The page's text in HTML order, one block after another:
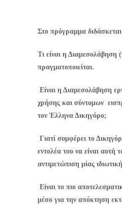
Στο πρόγραμμα
Τι είναι η Διαμεσολάβηση
πραγματοποιείται.
Είναι η Διαμεσολάβηση
χρήσης και σύντομων
τον Έλληνα Δικηγόρο;
Γιατί συμφέρει το
εντολέα του να είναι αυτή
αντιμετώπιση μίας
Είναι το πιο
μέσο για την απόκτηση